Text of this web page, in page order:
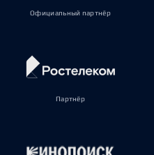
Официальный партнёр
Партнёр